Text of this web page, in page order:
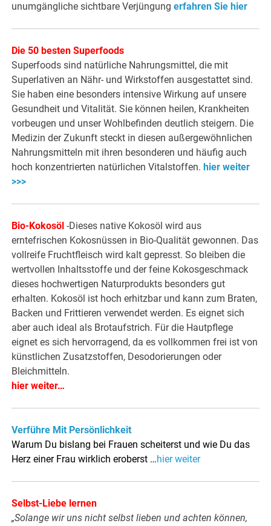
unumgängliche sichtbare Verjüngungerfahren Sie hier
Die 50 besten Superfoods
Superfoods sind natürliche Nahrungsmittel, die mit
Superlativen an Nähr- und Wirkstoffen ausgestattet sind.
Sie haben eine besonders intensive Wirkung auf unsere
Gesundheit und Vitalität. Sie können heilen, Krankheiten
vorbeugen und unser Wohlbefinden deutlich steigern. Die
Medizin der Zukunft steckt in diesen außergewöhnlichen
Nahrungsmitteln mit ihren besonderen und häufig auch
hoch konzentrierten natürlichen Vitalstoffen. hier weiter
>>>
Bio-Kokosöl -Dieses native Kokosöl wird aus
erntefrischen Kokosnüssen in Bio-Qualität gewonnen. Das
vollreife Fruchtfleisch wird kalt gepresst. So bleiben die
wertvollen Inhaltsstoffe und der feine Kokosgeschmack
dieses hochwertigen Naturprodukts besonders gut
erhalten. Kokosöl ist hoch erhitzbar und kann zum Braten,
Backen und Frittieren verwendet werden. Es eignet sich
aber auch ideal als Brotaufstrich. Für die Hautpflege
eignet es sich hervorragend, da es vollkommen frei ist von
künstlichen Zusatzstoffen, Desodorierungen oder
Bleichmitteln.
hier weiter…
Verführe Mit Persönlichkeit
Warum Du bislang bei Frauen scheiterst und wie Du das
Herz einer Frau wirklich eroberst …hier weiter
Selbst-Liebe lernen
„Solange wir uns nicht selbst lieben und achten können,